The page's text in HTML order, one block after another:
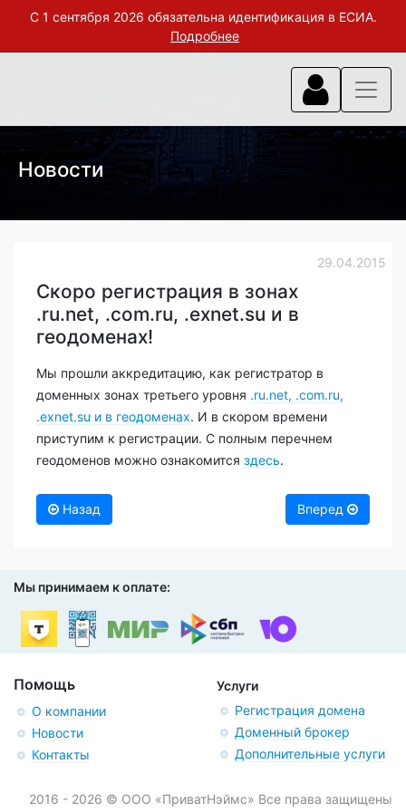
С 1 сентября 2026 обязательна идентификация в ЕСИА.
Подробнее
Новости
29.04.2015
Скоро регистрация в зонах
.ru.net, .com.ru, .exnet.su и в
геодоменах!
Мы прошли аккредитацию, как регистратор в
доменных зонах третьего уровня .ru.net, .com.ru,
.exnet.su и в геодоменах. И в скором времени
приступим к регистрации. С полным перечнем
геодоменов можно ознакомится здесь.
Назад Вперед
Мы принимаем к оплате:
Помощь
О компании
Новости
Контакты
Услуги
Регистрация домена
Доменный брокер
Дополнительные услуги
2016 - 2026 © ООО «ПриватНэймс» Все права защищены